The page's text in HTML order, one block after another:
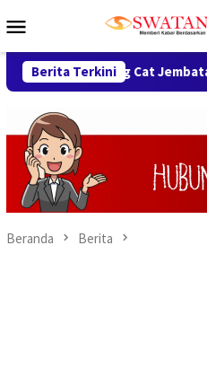
ke
Mobile
Berita Terkini
Royong Cat Jembatan CBL
Beranda Berita